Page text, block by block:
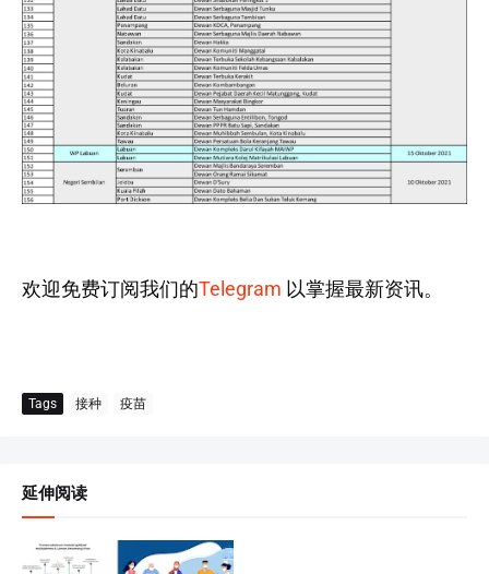
欢迎免费订阅我们的Telegram 以掌握最新资讯。
Tags 接种 疫苗
延伸阅读